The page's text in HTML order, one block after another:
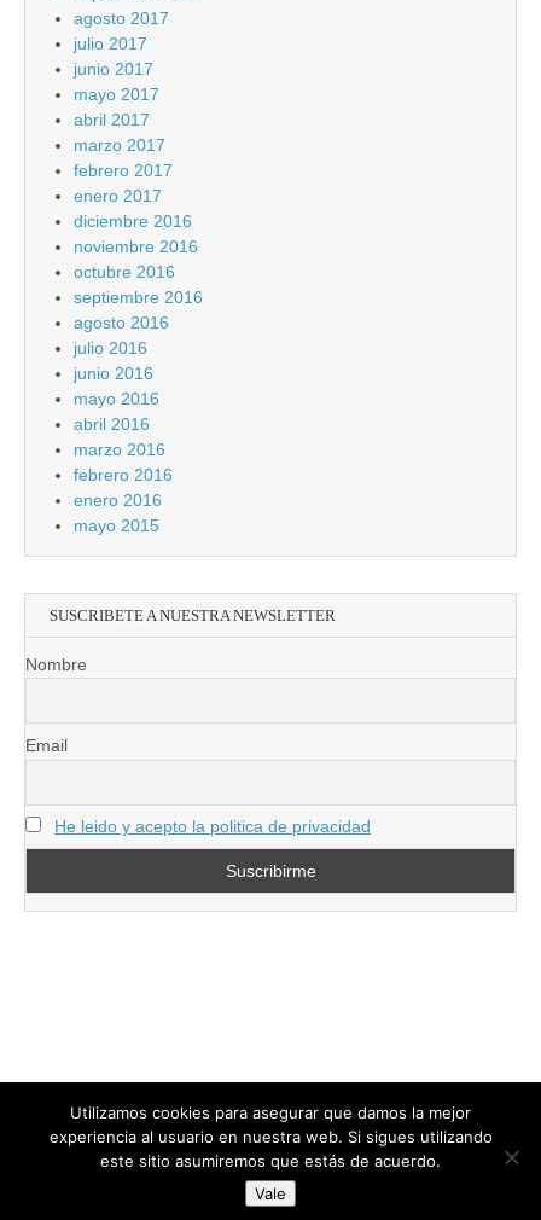
agosto 2017
julio 2017
junio 2017
mayo 2017
abril 2017
marzo 2017
febrero 2017
enero 2017
diciembre 2016
noviembre 2016
octubre 2016
septiembre 2016
agosto 2016
julio 2016
junio 2016
mayo 2016
abril 2016
marzo 2016
febrero 2016
enero 2016
mayo 2015
SUSCRIBETE A NUESTRA NEWSLETTER
Nombre
Email
He leido y acepto la politica de privacidad
directoresdeseguridad.es
Diseñado por Centro Andaluz de Estudios y Entrenamiento
Utilizamos cookies para asegurar que damos la mejor
experiencia al usuario en nuestra web. Si sigues utilizando
este sitio asumiremos que estás de acuerdo.
Vale